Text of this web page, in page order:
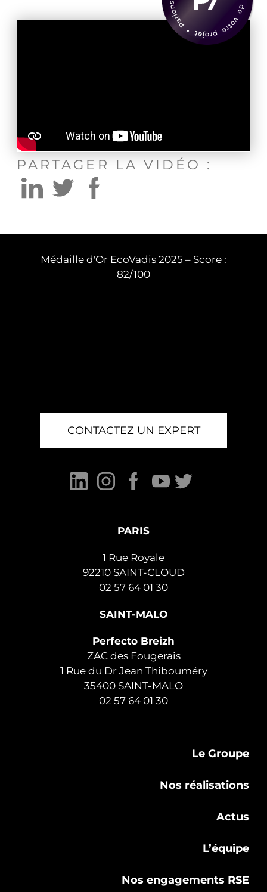
PARTAGER LA VIDÉO :
Médaille d'Or EcoVadis 2025 – Score :
82/100
CONTACTEZ UN EXPERT
PARIS
1 Rue Royale
92210 SAINT-CLOUD
02 57 64 01 30
SAINT-MALO
Perfecto Breizh
ZAC des Fougerais
1 Rue du Dr Jean Thibouméry
35400 SAINT-MALO
02 57 64 01 30
Le Groupe
Nos réalisations
Actus
L’équipe
Nos engagements RSE